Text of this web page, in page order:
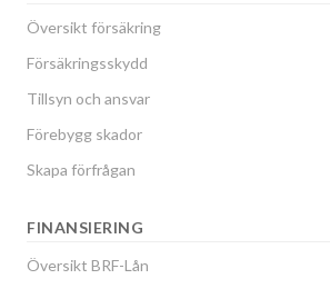
Översikt försäkring
Försäkringsskydd
Tillsyn och ansvar
Förebygg skador
Skapa förfrågan
FINANSIERING
Översikt BRF-Lån